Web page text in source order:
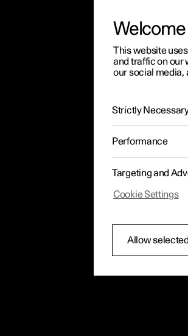
Welcome
This website
and traffic on our
our social media,
Strictly
Performance
Targeting and
Cookie Settings
Allow selected